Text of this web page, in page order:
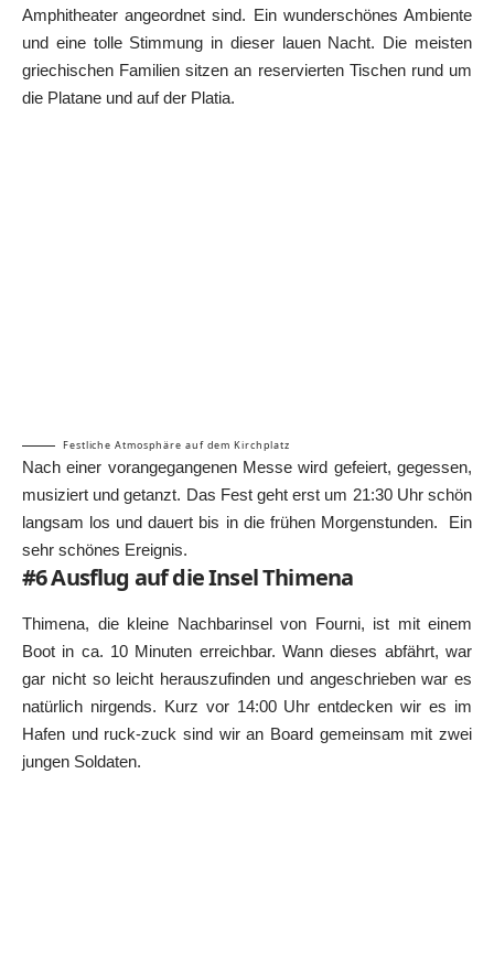
Amphitheater angeordnet sind. Ein wunderschönes Ambiente
und eine tolle Stimmung in dieser lauen Nacht. Die meisten
griechischen Familien sitzen an reservierten Tischen rund um
die Platane und auf der Platia.
Festliche Atmosphäre auf dem Kirchplatz
Nach einer vorangegangenen Messe wird gefeiert, gegessen,
musiziert und getanzt. Das Fest geht erst um 21:30 Uhr schön
langsam los und dauert bis in die frühen Morgenstunden. Ein
sehr schönes Ereignis.
#6 Ausflug auf die Insel Thimena
Thimena, die kleine Nachbarinsel von Fourni, ist mit einem
Boot in ca. 10 Minuten erreichbar. Wann dieses abfährt, war
gar nicht so leicht herauszufinden und angeschrieben war es
natürlich nirgends. Kurz vor 14:00 Uhr entdecken wir es im
Hafen und ruck-zuck sind wir an Board gemeinsam mit zwei
jungen Soldaten.